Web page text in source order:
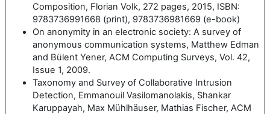
Composition, Florian Volk, 272 pages, 2015, ISBN:
9783736991668 (print), 9783736981669 (e-book)
On anonymity in an electronic society: A survey of
anonymous communication systems, Matthew Edman
and Bülent Yener, ACM Computing Surveys, Vol. 42,
Issue 1, 2009.
Taxonomy and Survey of Collaborative Intrusion
Detection, Emmanouil Vasilomanolakis, Shankar
Karuppayah, Max Mühlhäuser, Mathias Fischer, ACM